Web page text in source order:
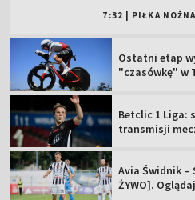
7:32 PIŁKA NOŻNA
Ostatni etap
"czasówkę" w
Betclic 1 Liga:
transmisji
Avia Świdnik –
ŻYWO].